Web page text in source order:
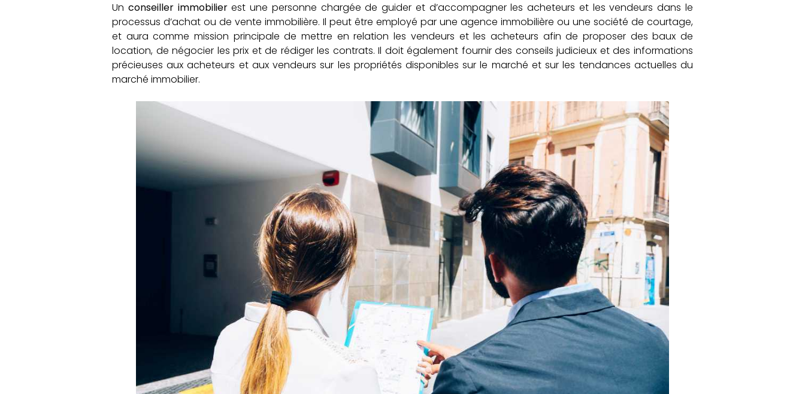
Un conseiller immobilierest une personne chargée de guider et d’accompagner les acheteurs et les vendeurs dans le
processus d’achat ou de vente immobilière. Il peut être employé par une agence immobilière ou une société de courtage,
et aura comme mission principale de mettre en relation les vendeurs et les acheteurs afin de proposer des baux de
location, de négocier les prix et de rédiger les contrats. Il doit également fournir des conseils judicieux et des informations
précieuses aux acheteurs et aux vendeurs sur les propriétés disponibles sur le marché et sur les tendances actuelles du
marché immobilier.